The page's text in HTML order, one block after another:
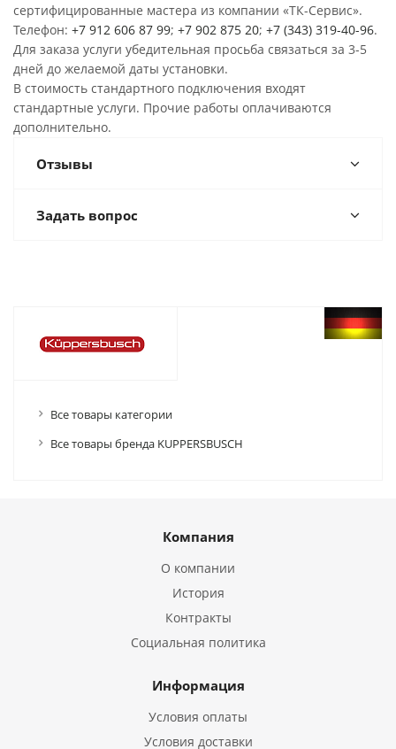
сертифицированные мастера из компании «ТК-Сервис».
Телефон: +7 912 606 87 99; +7 902 875 20; +7 (343) 319-40-96.
Для заказа услуги убедительная просьба связаться за 3-5
дней до желаемой даты установки.
В стоимость стандартного подключения входят
стандартные услуги. Прочие работы оплачиваются
дополнительно.
Отзывы
Задать вопрос
Все товары категории
Все товары бренда KUPPERSBUSCH
Компания
О компании
История
Контракты
Социальная политика
Информация
Условия оплаты
Условия доставки